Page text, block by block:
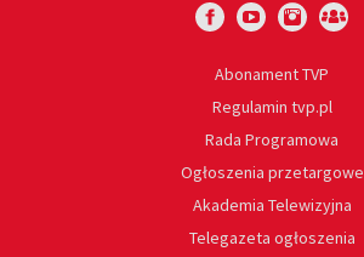
Abonament TVP
Regulamin tvp.pl
Rada Programowa
Ogłoszenia przetargowe
Akademia Telewizyjna
Telegazeta ogłoszenia